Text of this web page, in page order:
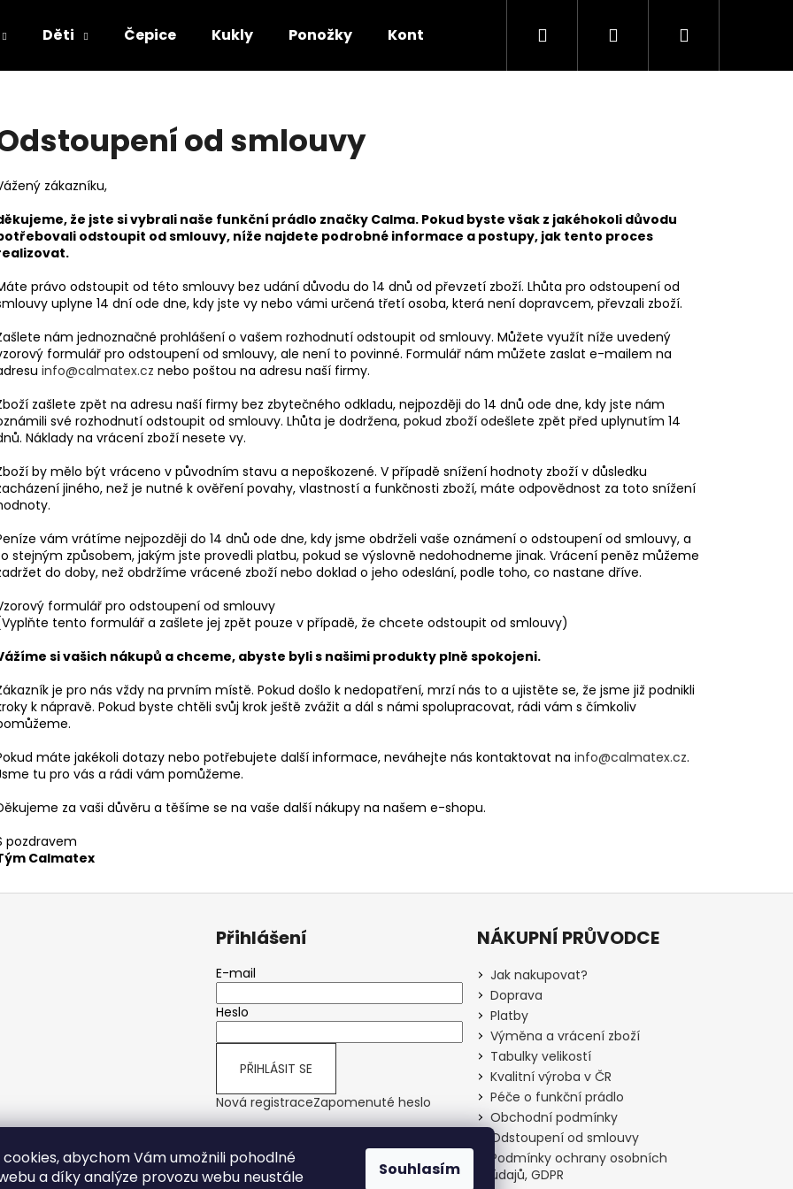
abychom Vám umožnili pohodlné
a díky analýze provozu webu neustále
Souhlasím
Děti Čepice Kukly Ponožky Kontakt Jak nakupovat?
Hledat PřihlášeníNákupní
od smlouvy
zákazníku,
že jste si vybrali naše funkční prádlo značky Calma. Pokud byste však z jakéhokoli důvodu
odstoupit od smlouvy, níže najdete podrobné informace a postupy, jak tento proces
právo odstoupit od této smlouvy bez udání důvodu do 14 dnů od převzetí zboží. Lhůta pro odstoupení od
uplyne 14 dní ode dne, kdy jste vy nebo vámi určená třetí osoba, která není dopravcem, převzali zboží.
nám jednoznačné prohlášení o vašem rozhodnutí odstoupit od smlouvy. Můžete využít níže uvedený
formulář pro odstoupení od smlouvy, ale není to povinné. Formulář nám můžete zaslat e-mailem na
info@calmatex.cz nebo poštou na adresu naší firmy.
zašlete zpět na adresu naší firmy bez zbytečného odkladu, nejpozději do 14 dnů ode dne, kdy jste nám
své rozhodnutí odstoupit od smlouvy. Lhůta je dodržena, pokud zboží odešlete zpět před uplynutím 14
Náklady na vrácení zboží nesete vy.
by mělo být vráceno v původním stavu a nepoškozené. V případě snížení hodnoty zboží v důsledku
jiného, než je nutné k ověření povahy, vlastností a funkčnosti zboží, máte odpovědnost za toto snížení
vám vrátíme nejpozději do 14 dnů ode dne, kdy jsme obdrželi vaše oznámení o odstoupení od smlouvy, a
stejným způsobem, jakým jste provedli platbu, pokud se výslovně nedohodneme jinak. Vrácení peněz můžeme
do doby, než obdržíme vrácené zboží nebo doklad o jeho odeslání, podle toho, co nastane dříve.
formulář pro odstoupení od smlouvy
tento formulář a zašlete jej zpět pouze v případě, že chcete odstoupit od smlouvy)
si vašich nákupů a chceme, abyste byli s našimi produkty plně spokojeni.
je pro nás vždy na prvním místě. Pokud došlo k nedopatření, mrzí nás to a ujistěte se, že jsme již podnikli
k nápravě. Pokud byste chtěli svůj krok ještě zvážit a dál s námi spolupracovat, rádi vám s čímkoliv
máte jakékoli dotazy nebo potřebujete další informace, neváhejte nás kontaktovat na info@calmatex.cz.
tu pro vás a rádi vám pomůžeme.
za vaši důvěru a těšíme se na vaše další nákupy na našem e-shopu.
pozdravem
Calmatex
Doporučujeme
FUNKČNÍ SPODKY S DLOUHOU
CALMA MEDIUM ČERNÁ
Kč
759 Kč
DÁMSKÉ FUNKČNÍ TRIČKO S DLOUHÝM
RUKÁVEM CALMA MEDIUM ČERNÁ
669 Kč
Přihlášení
E-mail
Heslo
PŘIHLÁSIT SE
Nová registraceZapomenuté heslo
NÁKUPNÍ PRŮVODCE
Jak nakupovat?
Doprava
Platby
Výměna a vrácení zboží
Tabulky velikostí
Kvalitní výroba v ČR
Péče o funkční prádlo
Obchodní podmínky
Odstoupení od smlouvy
Podmínky ochrany osobních
údajů, GDPR